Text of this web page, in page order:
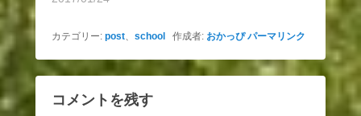
カテゴリー: post、 school 作成者: おかっぴ パーマリンク
コメントを残す